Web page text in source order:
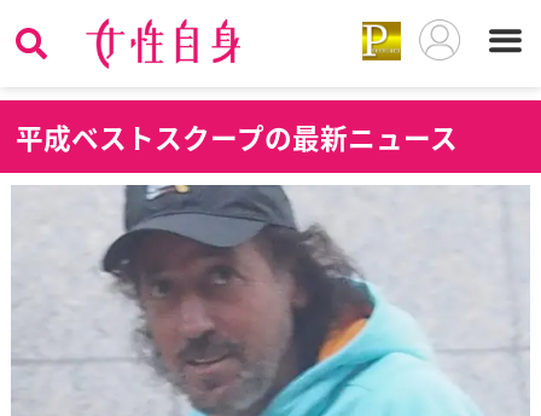
平成ベストスクープの最新ニュース